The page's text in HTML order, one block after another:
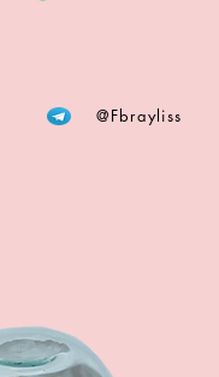
@Fbrayliss